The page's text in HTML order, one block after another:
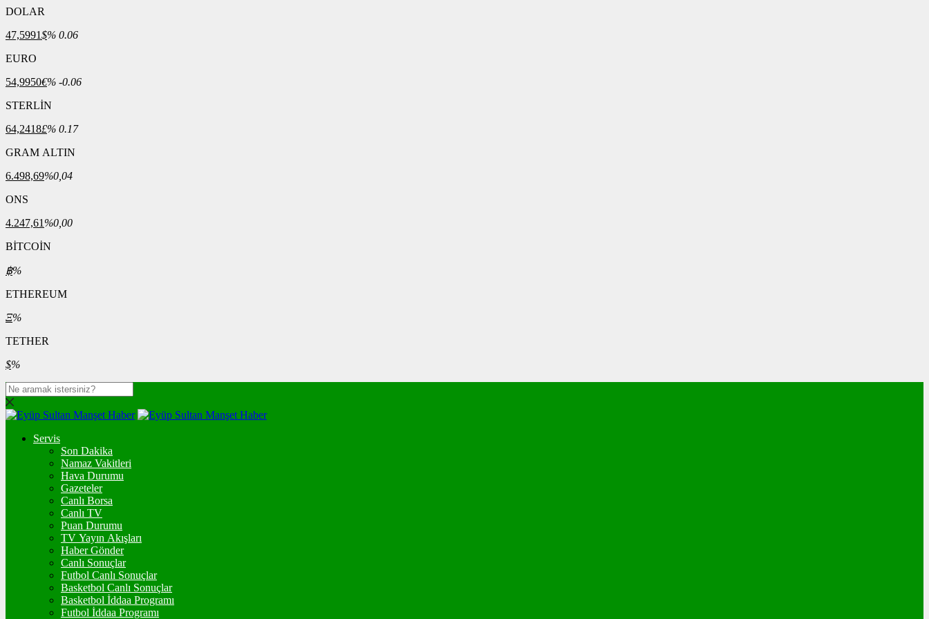
DOLAR
47,5991$% 0.06
EURO
54,9950€% -0.06
STERLİN
64,2418£% 0.17
GRAM ALTIN
6.498,69%0,04
ONS
4.247,61 %0,00
BİTCOİN
฿%
ETHEREUM
Ξ%
TETHER
$%
Servis
Son Dakika
Namaz Vakitleri
Hava Durumu
Gazeteler
Canlı Borsa
Canlı TV
Puan Durumu
TV Yayın Akışları
Haber Gönder
Canlı Sonuçlar
Futbol Canlı Sonuçlar
Basketbol Canlı Sonuçlar
Basketbol İddaa Programı
Futbol İddaa Programı